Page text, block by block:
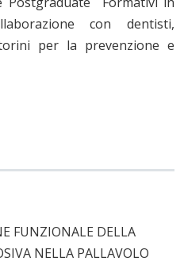
con dentisti,
per la prevenzione e
FUNZIONALE DELLA
NELLA PALLAVOLO